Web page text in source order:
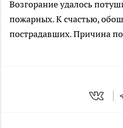
Возгорание удалось
пожарных. К счастью,
пострадавших. Причина